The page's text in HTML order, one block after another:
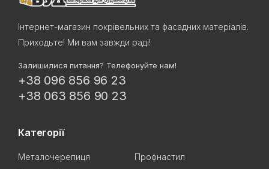
Інтернет-магазин покрівельних та фасадних матеріалів.
Приходьте! Ми вам завжди раді!
Залишилися питання? Телефонуйте нам!
+38 096 856 96 23
+38 063 856 90 23
Категорії
Металочерепиця
Профнастил